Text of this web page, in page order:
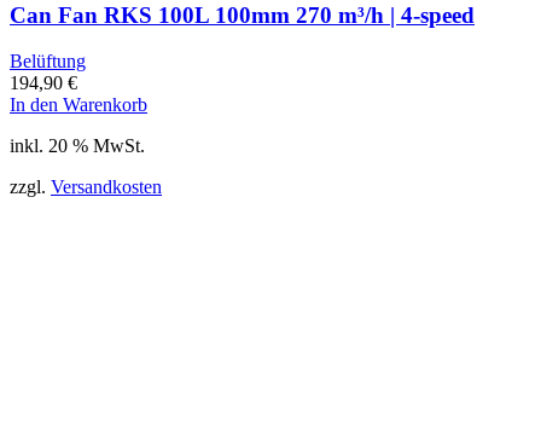
Can Fan RKS 100L 100mm 270 m³/h | 4-speed
Belüftung
194,90 €
In den Warenkorb
inkl. 20 % MwSt.
zzgl. Versandkosten